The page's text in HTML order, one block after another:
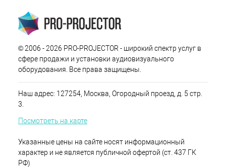
© 2006 - 2026 PRO-PROJECTOR - широкий спектр услуг в
сфере продажи и установки аудиовизуального
оборудования. Все права защищены.
Наш адрес: 127254, Москва, Огородный проезд, д. 5 стр.
3.
Посмотреть на карте
Указанные цены на сайте носят информационный
характер и не является публичной офертой (ст. 437 ГК
РФ)